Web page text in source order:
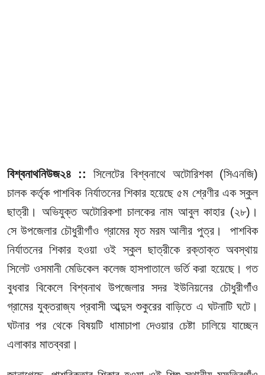
বিশ্বনাথনিউজ২৪ ::
সিলেটের বিশ্বনাথে অটোরিশকা (সিএনজি)
চালক কর্তৃক পাশবিক নির্যাতনের শিকার হয়েছে ৫ম শ্রেণীর এক স্কুল
ছাত্রী। অভিযুক্ত অটোরিকশা চালকের নাম আবুল কাহার (২৮)।
সে উপজেলার চৌধুরীগাঁও গ্রামের মৃত মরম আলীর পুত্র। পাশবিক
নির্যাতনের শিকার হওয়া ওই স্কুল ছাত্রীকে রক্তাক্ত অবস্থায়
সিলেট ওসমানী মেডিকেল কলেজ হাসপাতালে ভর্তি করা হয়েছে। গত
বুধবার বিকেলে বিশ্বনাথ উপজেলার সদর ইউনিয়নের চৌধুরীগাঁঁও
গ্রামের যুক্তরাজ্য প্রবাসী আব্দুস শুকুরের বাড়িতে এ ঘটনাটি ঘটে।
ঘটনার পর থেকে বিষয়টি ধামাচাপা দেওয়ার চেষ্টা চালিয়ে যাচ্ছেন
এলাকার মাতব্বরা।